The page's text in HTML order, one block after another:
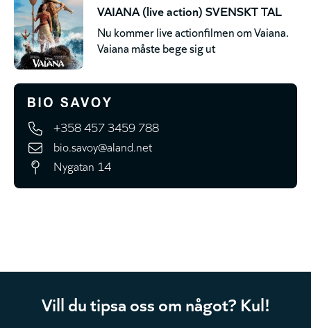
VAIANA (live action) SVENSKT TAL
Nu kommer live actionfilmen om Vaiana.
Vaiana måste bege sig ut
+358 457 3459 788
bio.savoy@aland.net
Nygatan 14
Vill du tipsa oss om något? Kul!